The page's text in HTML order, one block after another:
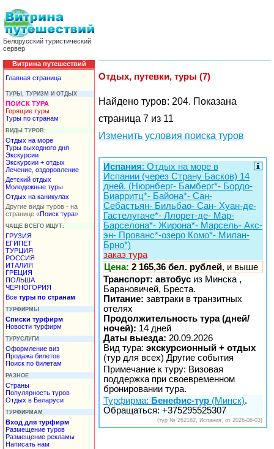
Белорусский туристический
сервер
Витрина путешествий
Главная страница
ТУРЫ, ТУРИЗМ И ОТДЫХ
ПОИСК ТУРА
Горящие туры
Туры по странам
ВИДЫ ТУРОВ:
Отдых на море
Туры выходного дня
Экскурсии
Экскурсии + отдых
Лечение, оздоровление
Детский отдых
Молодежные туры
Отдых на каникулах
Другие виды туров - на
странице «Поиск тура»
ЧАЩЕ ВСЕГО ИЩУТ:
ГРУЗИЯ
ЕГИПЕТ
ТУРЦИЯ
РОССИЯ
ИТАЛИЯ
ГРЕЦИЯ
ПОЛЬША
ЧЕРНОГОРИЯ
Все туры по странам
ТУРФИРМЫ
Списки турфирм
Новости турфирм
ТУРУСЛУГИ
Оформление виз
Продажа билетов
Поиск по билетам
РАЗНОЕ
Страны
Популярность туров
Отдых в Беларуси
ТУРФИРМАМ
Вход для турфирм
Размещение туров
Размещение рекламы
Написать нам
Отдых, путевки, туры (7)
Найдено туров: 204. Показана
страница 7 из 11
Изменить условия поиска туров
Испания: Отдых на море в
Испании (через Страну Басков) 14
дней. (Нюрнберг- Бамберг*- Бордо-
Биарритц*- Байона*- Сан-
Себастьян- Бильбао- Сан- Хуан-де-
Гастелугаче*- Ллорет-де- Мар-
Барселона*- Жирона*- Марсель- Акс-
эн- Прованс*-озеро Комо*- Милан-
Брно*)
заказ тура
Цена: 2 165,36 бел. рублей, и выше
Транспорт: автобус из Минска ,
Барановичей, Бреста.
Питание: завтраки в транзитных
отелях
Продолжительность тура (дней/
ночей): 14 дней
Даты выезда: 20.09.2026
Вид тура: экскурсионный + отдых
(тур для всех) Другие события
Примечание к туру: Визовая
поддержка при своевременном
бронировании тура.
Турфирма: Бенефис-тур (Минск).
Обращаться: +375295525307
(тур № 262182, Испания, от 2026-08-03)